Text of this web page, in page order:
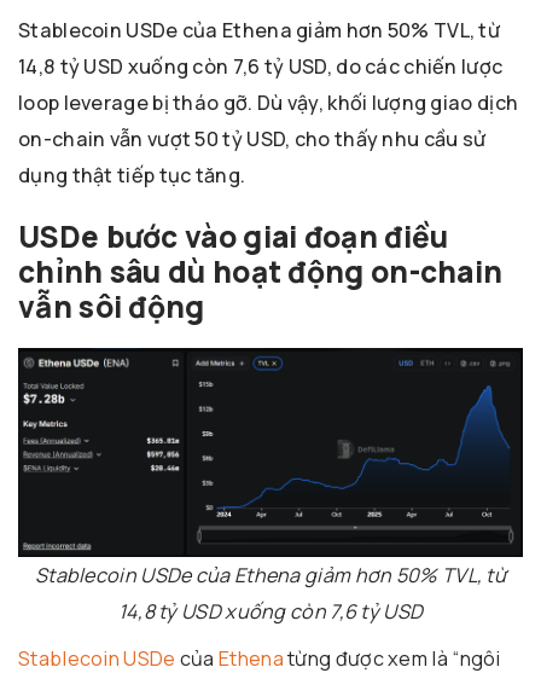
Stablecoin USDe của Ethena giảm hơn 50% TVL, từ
14,8 tỷ USD xuống còn 7,6 tỷ USD, do các chiến lược
loop leverage bị tháo gỡ. Dù vậy, khối lượng giao dịch
on-chain vẫn vượt 50 tỷ USD, cho thấy nhu cầu sử
dụng thật tiếp tục tăng.
USDe bước vào giai đoạn điều
chỉnh sâu dù hoạt động on-chain
vẫn sôi động
Stablecoin USDe của Ethena giảm hơn 50% TVL, từ
14,8 tỷ USD xuống còn 7,6 tỷ USD
Stablecoin USDe củaEthenatừng được xem là “ngôi